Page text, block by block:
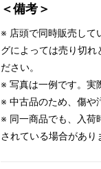
＜備考＞
※ 店頭で同時販売して
グによっては売り切れ
ださい。
※ 写真は一例です。実
※ 中古品のため、傷や
※ 同一商品でも、入荷
されている場合があり